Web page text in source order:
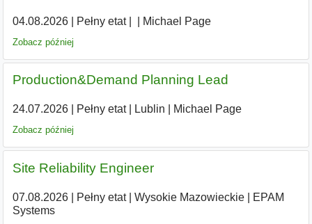
04.08.2026| Pełny etat| Michael Page
Zobacz później
Production&Demand Planning Lead
24.07.2026| Pełny etat| Lublin Michael Page
Zobacz później
Site Reliability Engineer
07.08.2026| Pełny etat| Wysokie Mazowieckie|
EPAM
Systems